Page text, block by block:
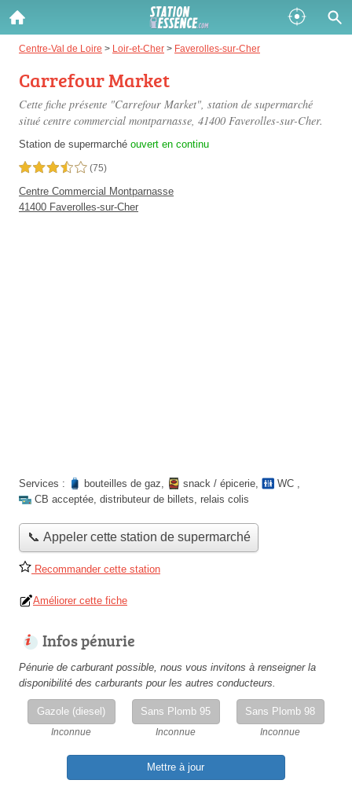
Centre-Val de Loire > Loir-et-Cher > Faverolles-sur-Cher
Carrefour Market
Cette fiche présente "Carrefour Market", station de supermarché
situé centre commercial montparnasse, 41400 Faverolles-sur-Cher.
Station de supermarché ouvert en continu
3,5 étoiles sur 5 (75)
Centre Commercial Montparnasse
41400 Faverolles-sur-Cher
Services : bouteilles de gaz, snack / épicerie, WC ,
CB acceptée, distributeur de billets, relais colis
📞 Appeler cette station de supermarché
Recommander cette station
Améliorer cette fiche
Infos pénurie
Pénurie de carburant possible, nous vous invitons à renseigner la
disponibilité des carburants pour les autres conducteurs.
Gazole (diesel)
Inconnue
Sans Plomb 95
Inconnue
Sans Plomb 98
Inconnue
Mettre à jour
Gazole :
Disponible
SP 98 :
Disponible
SP 95 :
Disponible